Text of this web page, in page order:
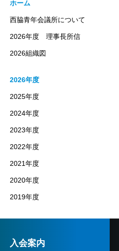
ホーム
西脇青年会議所について
2026年度 理事長所信
2026組織図
2026年度
2025年度
2024年度
2023年度
2022年度
2021年度
2020年度
2019年度
入会案内